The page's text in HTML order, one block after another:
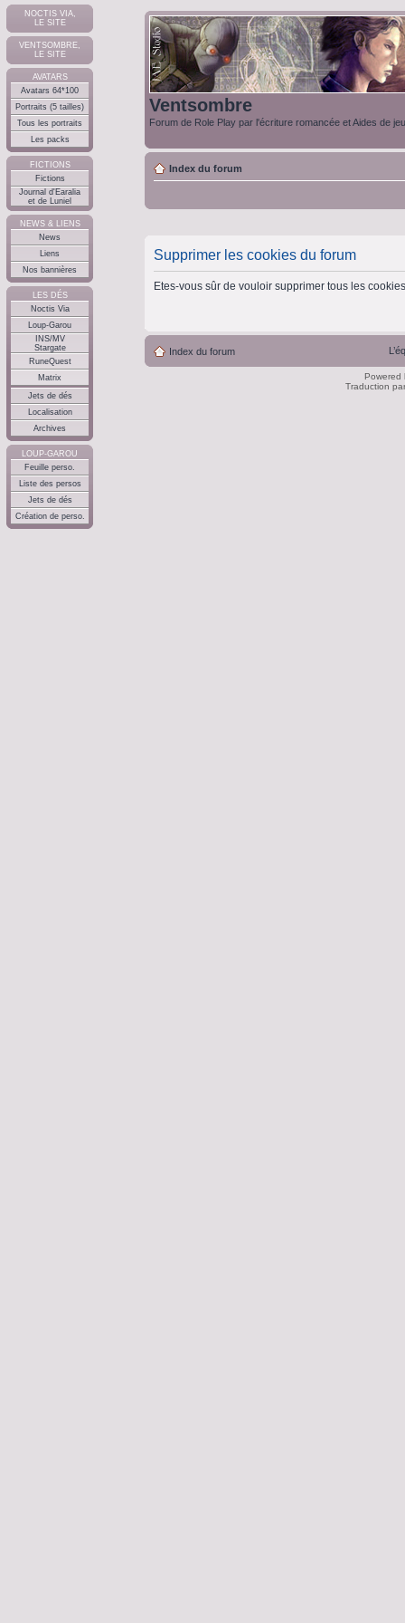
NOCTIS VIA,
LE SITE
VENTSOMBRE,
LE SITE
AVATARS
Avatars 64*100
Portraits (5 tailles)
Tous les portraits
Les packs
FICTIONS
Fictions
Journal d'Earalia
et de Luniel
NEWS & LIENS
News
Liens
Nos bannières
LES DÉS
Noctis Via
Loup-Garou
INS/MV
Stargate
RuneQuest
Matrix
Jets de dés
Localisation
Archives
LOUP-GAROU
Feuille perso.
Liste des persos
Jets de dés
Création de perso.
Ventsombre
Forum de Role Play par l'écriture romancée et Aides de
Index du forum
Supprimer les cookies du forum
Etes-vous sûr de vouloir supprimer tous les
Index du forum
Powered
Traduction